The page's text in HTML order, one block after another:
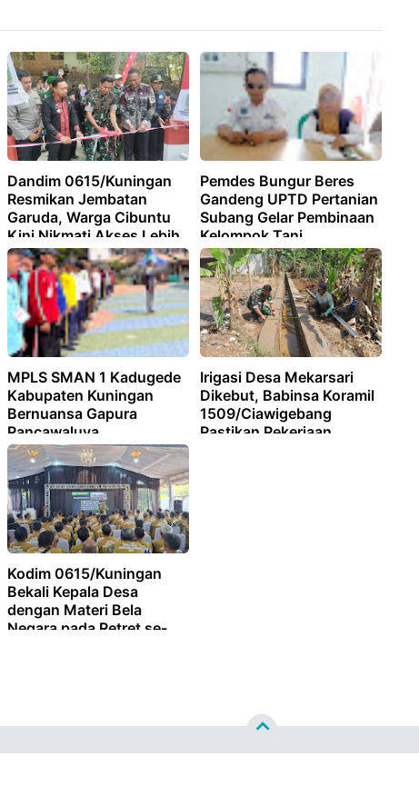
Dandim 0615/Kuningan
Resmikan Jembatan
Garuda, Warga Cibuntu
Kini Nikmati Akses Lebih
Mudah
Pemdes Bungur Beres
Gandeng UPTD Pertanian
Subang Gelar Pembinaan
Kelompok Tani
MPLS SMAN 1 Kadugede
Kabupaten Kuningan
Bernuansa Gapura
Pancawaluya
Berlangsung Khidmat,
Aman Dan Tertib
Irigasi Desa Mekarsari
Dikebut, Babinsa Koramil
1509/Ciawigebang
Pastikan Pekerjaan
Kodim 0615/Kuningan
Bekali Kepala Desa
dengan Materi Bela
Negara pada Retret se-